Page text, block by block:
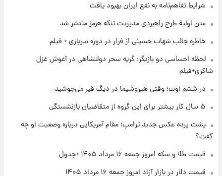
جزئیات فعال‌سازی «کیف پول ایران» اعلام
شد+فیلم
۱ روز پیش
امروز پنجشنبه ۱۵ مرداد ۱۴۰۵ +جدول
۱ روز پیش
قیمت طلا و سکه امروز پنجشنبه ۱۵ مرداد ۱۴۰۵
۱ روز پیش
شرایط تفاهم‌نامه به نفع ایران بهبود یافت
متن اولیۀ طرح راهبردی مدیریت تنگه هرمز منتشر شد
خاطره جالب شهاب حسینی از فرار در دوره سربازی + فیلم
لحظه احساسی دو بازیگر؛ گریه سحر دولتشاهی در آغوش غزل
شاکری+فیلم
در ششم اوت؛ وقتی هیروشیما در دیگ قیر می‌جوشید
۵ سال کار بیشتر برای این گروه از متقاضیان بازنشستگی
پشت پرده عکس جدید ترامپ؛ مقام آمریکایی درباره وضعیت او چه
گفت؟
قیمت طلا و سکه امروز جمعه ۱۶ مرداد ۱۴۰۵ +جدول
قیمت دلار در بازار آزاد امروز جمعه ۱۶ مرداد ۱۴۰۵